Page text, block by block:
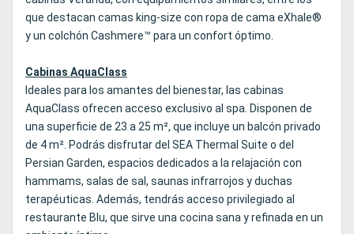
que destacan camas king-size con ropa de cama eXhale®
y un colchón Cashmere™ para un confort óptimo.
Cabinas AquaClass
Ideales para los amantes del bienestar, las cabinas
AquaClass ofrecen acceso exclusivo al spa. Disponen de
una superficie de 23 a 25 m², que incluye un balcón privado
de 4 m². Podrás disfrutar del SEA Thermal Suite o del
Persian Garden, espacios dedicados a la relajación con
hammams, salas de sal, saunas infrarrojos y duchas
terapéuticas. Además, tendrás acceso privilegiado al
restaurante Blu, que sirve una cocina sana y refinada en un